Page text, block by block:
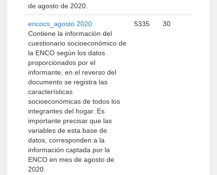
de agosto de 2020.
encocs_agosto 2020
Contiene la información del
cuestionario socioeconómico de
la ENCO según los datos
proporcionados por el
informante, en el reverso del
documento se registra las
características
socioeconómicas de todos los
integrantes del hogar. Es
importante precisar que las
variables de esta base de
datos, corresponden a la
información captada por la
ENCO en mes de agosto de
2020.
5335 30